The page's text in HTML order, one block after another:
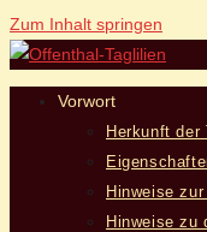
Zum Inhalt springen
Vorwort
Herkunft der
Hinweise
Hinweise zu